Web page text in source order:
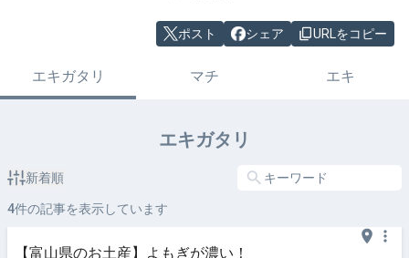
ポスト シェア URLをコピー
エキガタリ マチ エキ
エキガタリ
新着順
4件の記事を表示しています
【富山県のお土産】よもぎが濃い！